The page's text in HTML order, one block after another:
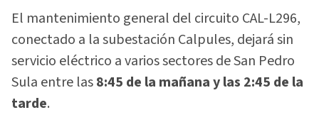
El mantenimiento general del circuito CAL-L296,
conectado a la subestación Calpules, dejará sin
servicio eléctrico a varios sectores de San Pedro
Sula entre las8:45 de la mañana y las 2:45 de la
tarde.